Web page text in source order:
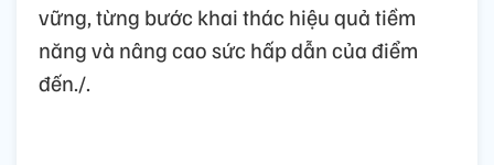
vững, từng bước khai thác hiệu quả tiềm
năng và nâng cao sức hấp dẫn của điểm
đến./.